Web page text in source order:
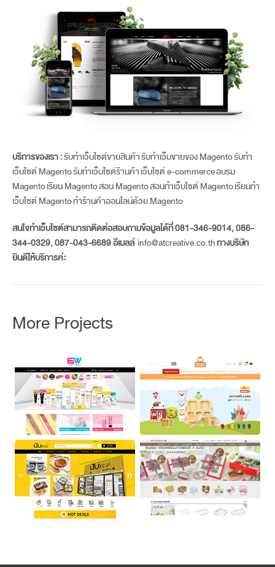
บริการของเรา :รับทำเว็บไซต์ขายสินค้ารับทำเว็บขายของ Magentoรับทำ
เว็บไซต์ Magentoรับทำเว็บไซต์ร้านค้าเว็บไซต์ e-commerceอบรม
Magentoเรียน Magentoสอน Magentoสอนทำเว็บไซต์ Magentoเรียนทำ
เว็บไซต์ Magentoทำร้านค้าออนไลน์ด้วย Magento
สนใจทำเว็บไซต์สามารถติดต่อสอบถามข้อมูลได้ที่ 081-346-9014, 086-
344-0329, 087-043-6689 อีเมลล์ info@atcreative.co.thทางบริษัท
ยินดีให้บริการค่ะ
More Projects